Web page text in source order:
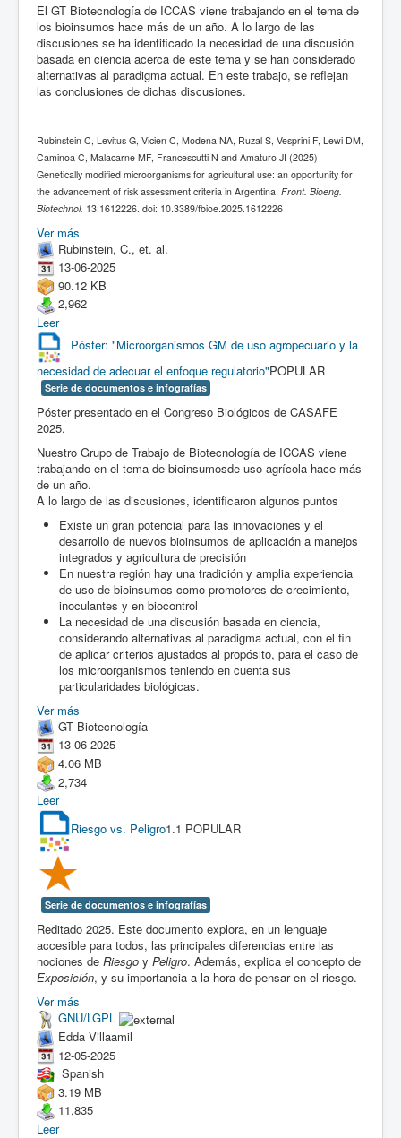
El GT Biotecnología de ICCAS viene trabajando en el tema de
los bioinsumos hace más de un año. A lo largo de las
discusiones se ha identificado la necesidad de una discusión
basada en ciencia acerca de este tema y se han considerado
alternativas al paradigma actual. En este trabajo, se reflejan
las conclusiones de dichas discusiones.
Rubinstein C, Levitus G, Vicien C, Modena NA, Ruzal S, Vesprini F, Lewi DM,
Caminoa C, Malacarne MF, Francescutti N and Amaturo JI (2025)
Genetically modified microorganisms for agricultural use: an opportunity for
the advancement of risk assessment criteria in Argentina. Front. Bioeng.
Biotechnol. 13:1612226. doi: 10.3389/fbioe.2025.1612226
Ver más
Rubinstein, C., et. al.
13-06-2025
90.12 KB
2,962
Leer
Póster: "Microorganismos GM de uso agropecuario y la
necesidad de adecuar el enfoque regulatorio"POPULAR
Serie de documentos e infografías
Póster presentado en el Congreso Biológicos de CASAFE
2025.
Nuestro Grupo de Trabajo de Biotecnología de ICCAS viene
trabajando en el tema de bioinsumosde uso agrícola hace más
de un año.
A lo largo de las discusiones, identificaron algunos puntos
Existe un gran potencial para las innovaciones y el
desarrollo de nuevos bioinsumos de aplicación a manejos
integrados y agricultura de precisión
En nuestra región hay una tradición y amplia experiencia
de uso de bioinsumos como promotores de crecimiento,
inoculantes y en biocontrol
La necesidad de una discusión basada en ciencia,
considerando alternativas al paradigma actual, con el fin
de aplicar criterios ajustados al propósito, para el caso de
los microorganismos teniendo en cuenta sus
particularidades biológicas.
Ver más
GT Biotecnología
13-06-2025
4.06 MB
2,734
Leer
Riesgo vs. Peligro1.1 POPULAR
Serie de documentos e infografías
Reditado 2025. Este documento explora, en un lenguaje
accesible para todos, las principales diferencias entre las
nociones de Riesgo y Peligro. Además, explica el concepto de
Exposición, y su importancia a la hora de pensar en el riesgo.
Ver más
GNU/LGPL
Edda Villaamil
12-05-2025
Spanish
3.19 MB
11,835
Leer